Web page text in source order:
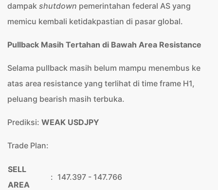
dampak shutdown pemerintahan federal AS yang
memicu kembali ketidakpastian di pasar global.
Pullback Masih Tertahan di Bawah Area Resistance
Selama pullback masih belum mampu menembus ke
atas area resistance yang terlihat di time frame H1,
peluang bearish masih terbuka.
Prediksi: WEAK USDJPY
Trade Plan:
SELL
AREA
: 147.397 - 147.766